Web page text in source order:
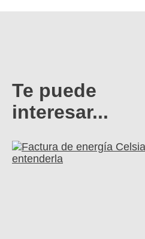
Te puede
interesar...